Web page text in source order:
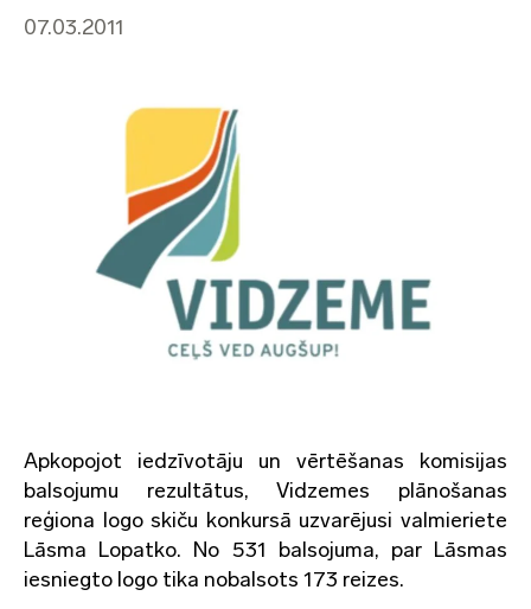
07.03.2011
Apkopojot iedzīvotāju un vērtēšanas komisijas
balsojumu rezultātus, Vidzemes plānošanas
reģiona logo skiču konkursā uzvarējusi valmieriete
Lāsma Lopatko. No 531 balsojuma, par Lāsmas
iesniegto logo tika nobalsots 173 reizes.